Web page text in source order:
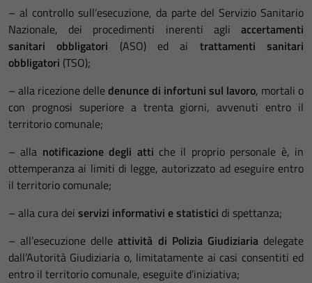
– al controllo sull’esecuzione, da parte del Servizio Sanitario
Nazionale, dei procedimenti inerenti agli accertamenti
sanitari obbligatori (ASO) ed ai trattamenti sanitari
obbligatori (TSO);
– alla ricezione delledenunce di infortuni sul lavoro, mortali o
con prognosi superiore a trenta giorni, avvenuti entro il
territorio comunale;
– alla notificazione degli atti che il proprio personale è, in
ottemperanza ai limiti di legge, autorizzato ad eseguire entro
il territorio comunale;
– alla cura dei servizi informativi e statistici di spettanza;
– all’esecuzione delleattività di Polizia Giudiziariadelegate
dall’Autorità Giudiziaria o, limitatamente ai casi consentiti ed
entro il territorio comunale, eseguite d’iniziativa;